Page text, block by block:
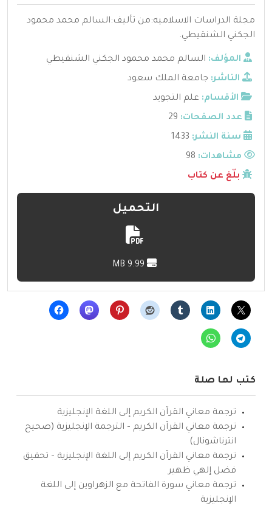
مجلة الدراسات الاسلاميه:من تأليف:السالم محمد محمود
الجكني الشنقيطي.
المؤلف: السالم محمد محمود الجكني الشنقيطي
الناشر: جامعة الملك سعود
الأقسام: علم التجويد
عدد الصفحات: 29
سنة النشر: 1433
مشاهدات:
بلّغ عن كتاب
التحميل
كتب لها صلة
ترجمة معاني القرآن الكريم إلى اللغة الإنجليزية
ترجمة معاني القرآن الكريم – الترجمة الإنجليزية (صحيح
انترناشونال)
ترجمة معاني القرآن الكريم إلى اللغة الإنجليزية – تحقيق
فضل إلهي ظهير
ترجمة معاني سورة الفاتحة مع الزهراوين إلى اللغة
الإنجليزية